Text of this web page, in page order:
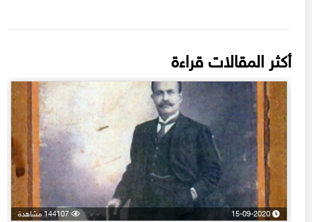
أكثر المقالات قراءة
15-09-2020 144107 مشاهدة